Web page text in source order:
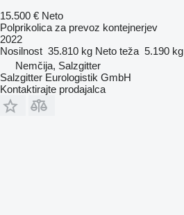
15.500 € Neto
Polprikolica za prevoz kontejnerjev
2022
Nosilnost 35.810 kg Neto teža 5.190 kg
Nemčija, Salzgitter
Salzgitter Eurologistik GmbH
Kontaktirajte prodajalca